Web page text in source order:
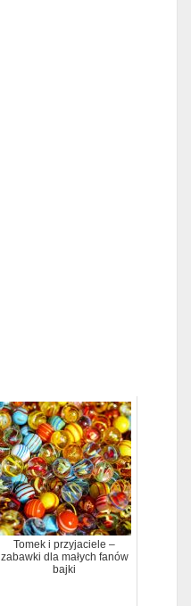
Tomek i przyjaciele –
zabawki dla małych fanów
bajki